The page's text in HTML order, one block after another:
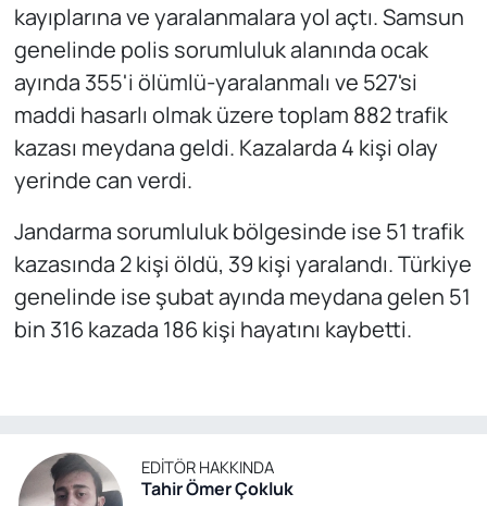
kayıplarına ve yaralanmalara yol açtı. Samsun
genelinde polis sorumluluk alanında ocak
ayında 355'i ölümlü-yaralanmalı ve 527'si
maddi hasarlı olmak üzere toplam 882 trafik
kazası meydana geldi. Kazalarda 4 kişi olay
yerinde can verdi.
Jandarma sorumluluk bölgesinde ise 51 trafik
kazasında 2 kişi öldü, 39 kişi yaralandı. Türkiye
genelinde ise şubat ayında meydana gelen 51
bin 316 kazada 186 kişi hayatını kaybetti.
EDITÖR HAKKINDA
Tahir Ömer Çokluk